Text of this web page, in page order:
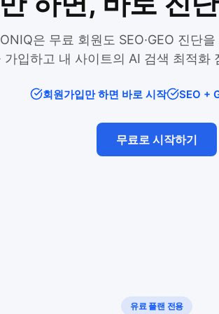
은 무료 회원도 SEO·GEO 진단
가입하고 내 사이트의 AI 검색 최적화
회원가입만 하면 바로 시작 SEO +
무료로 시작하기
유료 플랜 전용